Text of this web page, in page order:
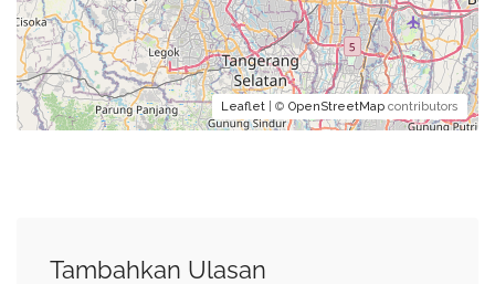
Leaflet | © OpenStreetMap contributors
Tambahkan Ulasan